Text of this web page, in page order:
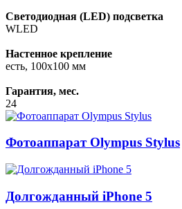
Светодиодная (LED) подсветка
WLED
Настенное крепление
есть, 100x100 мм
Гарантия, мес.
24
Фотоаппарат Olympus Stylus
Долгожданный iPhone 5